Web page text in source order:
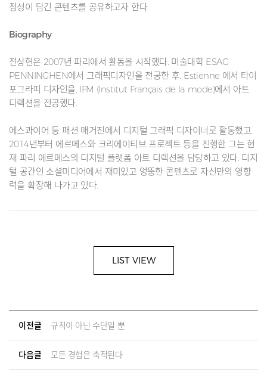
정성이 담긴 콘텐츠를 공유하고자 한다.
Biography
전상현은 2007년 파리에서 활동을 시작했다. 미술대학 ESAG
PENNINGHEN에서 그래픽디자인을 전공한 후, Estienne 에서 타이
포그라피 디자인을, IFM (Institut Français de la mode)에서 아트
디렉션을 전공했다.
에스콰이어 등 패션 매거진에서 디지털 그래픽 디자이너로 활동했고,
2014년부터 에르메스와 크리에이티브 프로젝트 등을 진행한 그는 현
재 파리 에르메스의 디지털 플랫폼 아트 디렉션을 담당하고 있다. 디지
털 공간인 소셜미디어에서 재미있고 엉뚱한 콘텐츠로 자신만의 영향
력을 확장해 나가고 있다.
LIST VIEW
이전글 규칙이 아닌 수단일 뿐
다음글 모든 경험은 축적된다